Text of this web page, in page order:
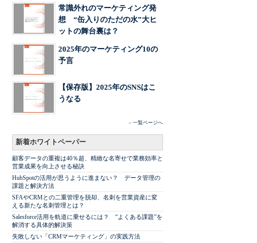
常識外れのマーケティング発
想 “缶入りのただの水”大ヒ
ットの舞台裏は？
2025年のマーケティング10の
予言
【保存版】2025年のSNSはこ
うなる
» 一覧ページへ
新着ホワイトペーパー
顧客データの重複は40％超、精緻な名寄せで業務効率と
営業成果を向上させる秘訣
HubSpotの活用が思うように進まない？ データ管理の
課題と解決方法
SFAやCRMとの二重管理を脱却、名刺を営業資産に変
える新たな名刺管理とは？
Salesforce活用を軌道に乗せるには？ “よくある課題”を
解消する具体的解決策
失敗しない「CRMマーケティング」の実践方法